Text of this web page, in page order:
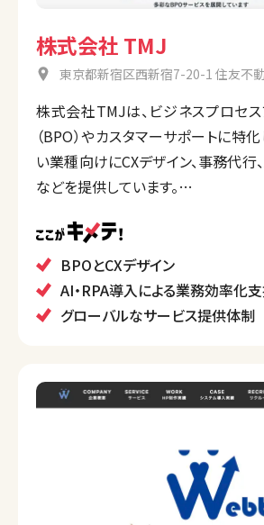
株式会社 TMJ
東京都新宿区西新宿7-20-1 住友不
株式会社TMJは、ビジネスプロセス
（BPO）やカスタマーサポートに特
い業種向けにCXデザイン、事務代行
などを提供しています。
上を支援し、デジタルトランスフォーメ
も対応しています。
BPOとCXデザイン
AI・RPA導入による業務効率化
グローバルなサービス提供体制